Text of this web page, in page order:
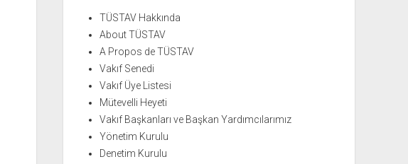
TÜSTAV Hakkında
About TÜSTAV
A Propos de TÜSTAV
Vakıf Senedi
Vakıf Üye Listesi
Mütevelli Heyeti
Vakıf Başkanları ve Başkan Yardımcılarımız
Yönetim Kurulu
Denetim Kurulu